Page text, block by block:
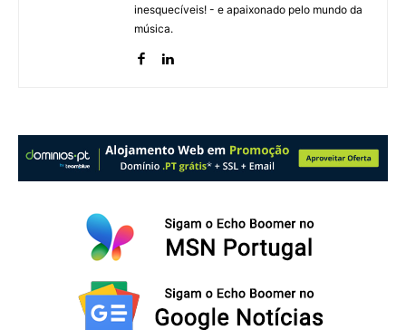
inesquecíveis! - e apaixonado pelo mundo da
música.